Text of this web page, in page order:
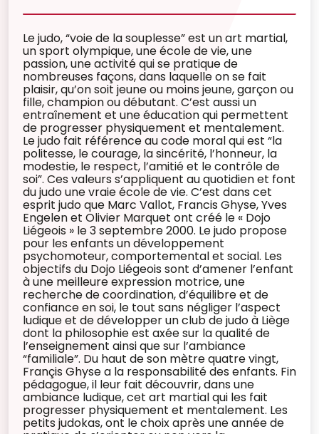
Le judo, “voie de la souplesse” est un art martial,
un sport olympique, une école de vie, une
passion, une activité qui se pratique de
nombreuses façons, dans laquelle on se fait
plaisir, qu’on soit jeune ou moins jeune, garçon ou
fille, champion ou débutant. C’est aussi un
entraînement et une éducation qui permettent
de progresser physiquement et mentalement.
Le judo fait référence au code moral qui est “la
politesse, le courage, la sincérité, l’honneur, la
modestie, le respect, l’amitié et le contrôle de
soi”. Ces valeurs s’appliquent au quotidien et font
du judo une vraie école de vie. C’est dans cet
esprit judo que Marc Vallot, Francis Ghyse, Yves
Engelen et Olivier Marquet ont créé le « Dojo
Liégeois » le 3 septembre 2000. Le judo propose
pour les enfants un développement
psychomoteur, comportemental et social. Les
objectifs du Dojo Liégeois sont d’amener l’enfant
à une meilleure expression motrice, une
recherche de coordination, d’équilibre et de
confiance en soi, le tout sans négliger l’aspect
ludique et de développer un club de judo à Liège
dont la philosophie est axée sur la qualité de
l’enseignement ainsi que sur l’ambiance
“familiale”. Du haut de son mètre quatre vingt,
Françis Ghyse a la responsabilité des enfants. Fin
pédagogue, il leur fait découvrir, dans une
ambiance ludique, cet art martial qui les fait
progresser physiquement et mentalement. Les
petits judokas, ont le choix après une année de